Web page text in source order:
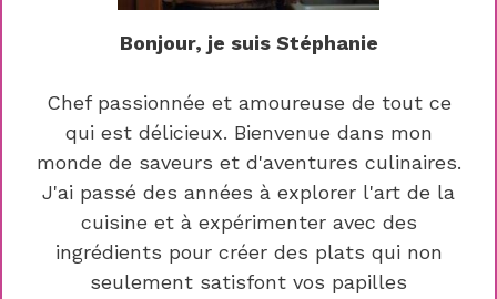
Bonjour, je suis Stéphanie
Chef passionnée et amoureuse de tout ce
qui est délicieux. Bienvenue dans mon
monde de saveurs et d'aventures culinaires.
J'ai passé des années à explorer l'art de la
cuisine et à expérimenter avec des
ingrédients pour créer des plats qui non
seulement satisfont vos papilles